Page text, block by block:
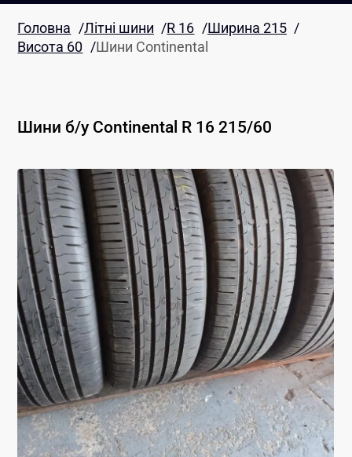
Головна /Літні шини /R 16 /Ширина 215 /
Висота 60 /Шини Continental
Шини б/у Continental R 16 215/60